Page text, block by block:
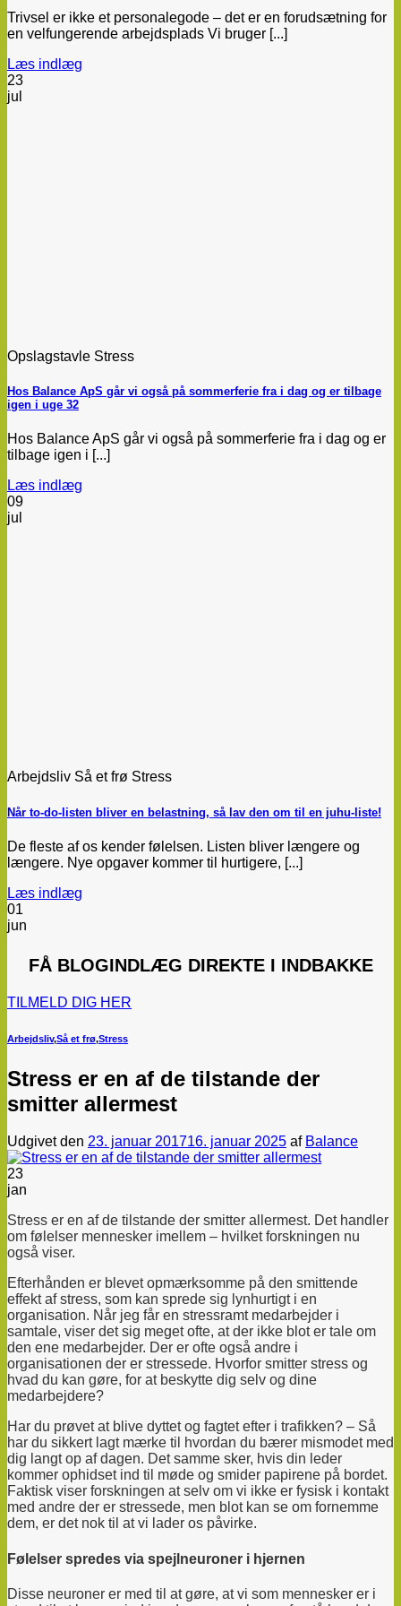
Trivsel er ikke et personalegode – det er en forudsætning for
en velfungerende arbejdsplads Vi bruger [...]
Læs indlæg
23
jul
Opslagstavle Stress
Hos Balance ApS går vi også på sommerferie fra i dag og er tilbage
igen i uge 32
Hos Balance ApS går vi også på sommerferie fra i dag og er
tilbage igen i [...]
Læs indlæg
09
jul
Arbejdsliv Så et frø Stress
Når to-do-listen bliver en belastning, så lav den om til en juhu-liste!
De fleste af os kender følelsen. Listen bliver længere og
længere. Nye opgaver kommer til hurtigere, [...]
Læs indlæg
01
jun
FÅ BLOGINDLÆG DIREKTE I INDBAKKE
TILMELD DIG HER
Arbejdsliv,Så et frø,Stress
Stress er en af de tilstande der
smitter allermest
Udgivet den 23. januar 201716. januar 2025 af Balance
23
jan
Stress er en af de tilstande der smitter allermest. Det handler
om følelser mennesker imellem – hvilket forskningen nu
også viser.
Efterhånden er blevet opmærksomme på den smittende
effekt af stress, som kan sprede sig lynhurtigt i en
organisation. Når jeg får en stressramt medarbejder i
samtale, viser det sig meget ofte, at der ikke blot er tale om
den ene medarbejder. Der er ofte også andre i
organisationen der er stressede. Hvorfor smitter stress og
hvad du kan gøre, for at beskytte dig selv og dine
medarbejdere?
Har du prøvet at blive dyttet og fagtet efter i trafikken? – Så
har du sikkert lagt mærke til hvordan du bærer mismodet med
dig langt op af dagen. Det samme sker, hvis din leder
kommer ophidset ind til møde og smider papirene på bordet.
Faktisk viser forskningen at selv om vi ikke er fysisk i kontakt
med andre der er stressede, men blot kan se om fornemme
dem, er det nok til at vi lader os påvirke.
Følelser spredes via spejlneuroner i hjernen
Disse neuroner er med til at gøre, at vi som mennesker er i